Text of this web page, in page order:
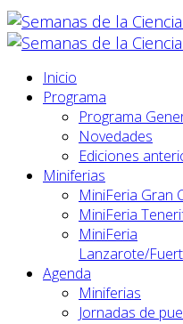
Inicio
Programa
Programa
Novedades
Ediciones
Miniferias
MiniFeria Gran
MiniFeria
MiniFeria
Lanzarote/
Agenda
Miniferias
Jornadas de